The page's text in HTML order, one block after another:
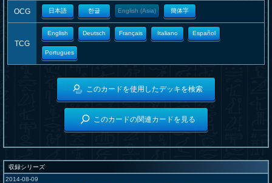
OCG 日本語 한글 English (Asia) 簡体字
TCG
English Deutsch Français Italiano Español
Portugues
このカードを使用したデッキを検索
このカードの関連カードを見る
収録シリーズ
2014-08-09